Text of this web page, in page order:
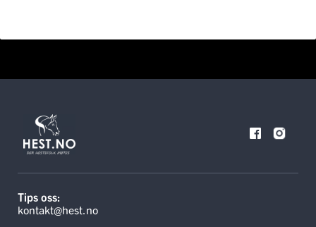
Tips oss:
kontakt@hest.no